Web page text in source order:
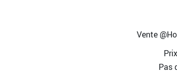
Vente
Pas